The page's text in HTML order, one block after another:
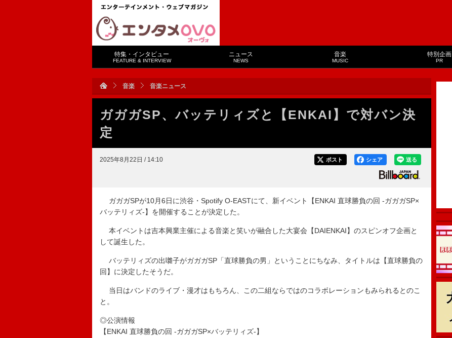
特集・インタビュー
FEATURE & INTERVIEW
ニュース
NEWS
音楽
MUSIC
特別企画
PR
音楽 音楽ニュース
ガガガSP、バッテリィズと【ENKAI】で対バン決
定
2025年8月22日 / 14:10 送る
シェア
ポスト
ガガガSPが10月6日に渋谷・Spotify O-EASTにて、新イベント【ENKAI 直球勝負の回 -ガガガSP×
バッテリィズ-】を開催することが決定した。
本イベントは吉本興業主催による音楽と笑いが融合した大宴会【DAIENKAI】のスピンオフ企画と
して誕生した。
バッテリィズの出囃子がガガガSP「直球勝負の男」ということにちなみ、タイトルは【直球勝負の
回】に決定したそうだ。
当日はバンドのライブ・漫才はもちろん、この二組ならではのコラボレーションもみられるとのこ
と。
◎公演情報
【ENKAI 直球勝負の回 -ガガガSP×バッテリィズ-】